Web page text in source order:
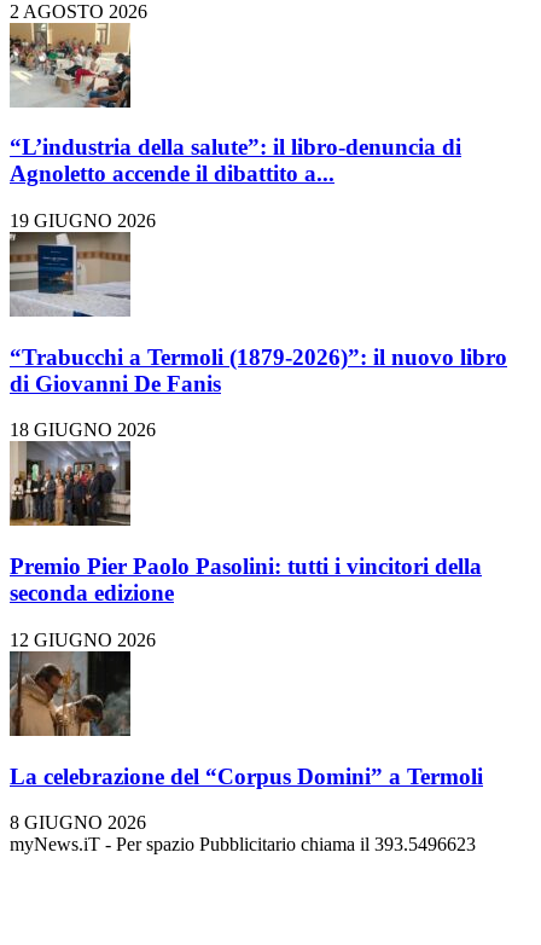
2 AGOSTO 2026
“L’industria della salute”: il libro-denuncia di
Agnoletto accende il dibattito a...
19 GIUGNO 2026
“Trabucchi a Termoli (1879-2026)”: il nuovo libro
di Giovanni De Fanis
18 GIUGNO 2026
Premio Pier Paolo Pasolini: tutti i vincitori della
seconda edizione
12 GIUGNO 2026
La celebrazione del “Corpus Domini” a Termoli
8 GIUGNO 2026
myNews.iT - Per spazio Pubblicitario chiama il 393.5496623